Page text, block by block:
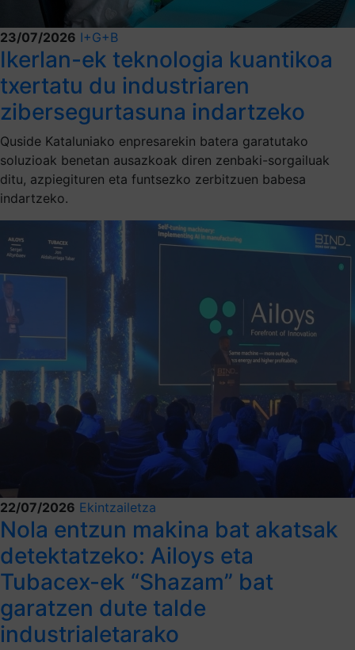
23/07/2026 I+G+B
Ikerlan-ek teknologia kuantikoa
txertatu du industriaren
zibersegurtasuna indartzeko
Quside Kataluniako enpresarekin batera garatutako
soluzioak benetan ausazkoak diren zenbaki-sorgailuak
ditu, azpiegituren eta funtsezko zerbitzuen babesa
indartzeko.
22/07/2026 Ekintzailetza
Nola entzun makina bat akatsak
detektatzeko: Ailoys eta
Tubacex-ek “Shazam” bat
garatzen dute talde
industrialetarako